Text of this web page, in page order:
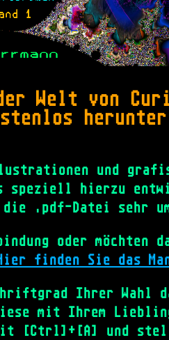
Welt von
und
speziell hierzu
.pdf-Datei sehr
oder möchten
finden Sie das
Ihrer Wahl
mit Ihrem
[Ctrl]+[A] und